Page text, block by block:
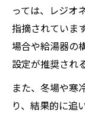
っては、レジオ
指摘されていま
場合や給湯器の
設定が推奨され
また、冬場や寒
り、結果的に追